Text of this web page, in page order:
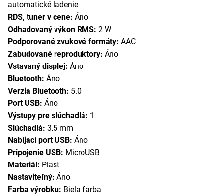
automatické ladenie
RDS, tuner v cene: Áno
Odhadovaný výkon RMS: 2 W
Podporované zvukové formáty: AAC
Zabudované reproduktory: Áno
Vstavaný displej: Áno
Bluetooth: Áno
Verzia Bluetooth: 5.0
Port USB: Áno
Výstupy pre slúchadlá: 1
Slúchadlá: 3,5 mm
Nabíjací port USB: Áno
Pripojenie USB: MicroUSB
Materiál: Plast
Nastaviteľný: Áno
Farba výrobku: Biela farba